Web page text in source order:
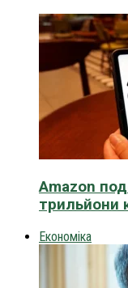
Amazon
трильйони
Економіка